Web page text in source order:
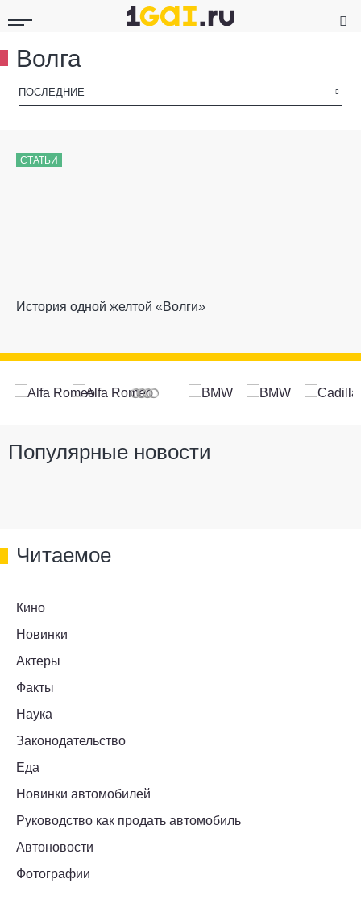
Волга
ПОСЛЕДНИЕ ▾
СТАТЬИ
История одной желтой «Волги»
Популярные новости
Читаемое
Кино
Новинки
Актеры
Факты
Наука
Законодательство
Еда
Новинки автомобилей
Руководство как продать автомобиль
Автоновости
Фотографии